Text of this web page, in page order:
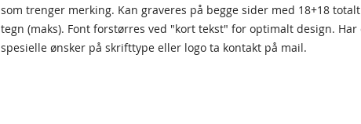
som trenger merking. Kan graveres på begge sider med 18+18
tegn (maks). Font forstørres ved "kort tekst" for optimalt design. Har
spesielle ønsker på skrifttype eller logo ta kontakt på mail.